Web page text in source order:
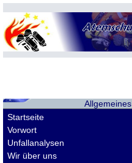
Allgemeines
Startseite
Vorwort
Unfallanalysen
Wir über uns